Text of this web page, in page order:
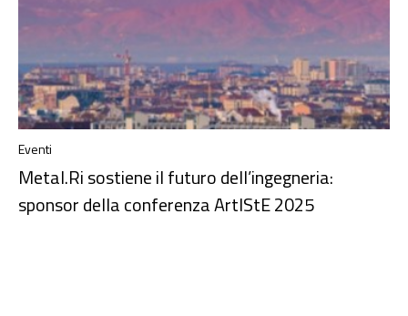
Eventi
Metal.Ri sostiene il futuro dell’ingegneria:
sponsor della conferenza ArtIStE 2025